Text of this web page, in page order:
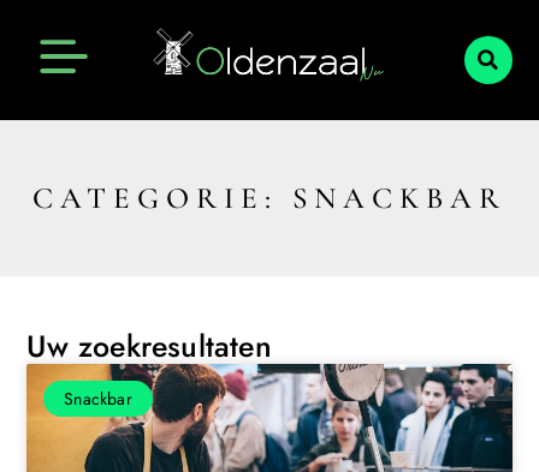
CATEGORIE: SNACKBAR
Uw zoekresultaten
Snackbar